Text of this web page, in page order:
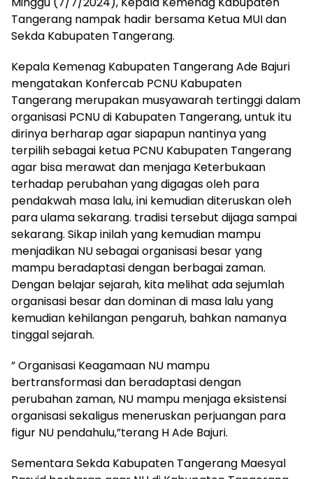
Tangerang nampak hadir bersama Ketua MUI dan
Sekda Kabupaten Tangerang.
Kepala Kemenag Kabupaten Tangerang Ade Bajuri
mengatakan Konfercab PCNU Kabupaten
Tangerang merupakan musyawarah tertinggi dalam
organisasi PCNU di Kabupaten Tangerang, untuk itu
dirinya berharap agar siapapun nantinya yang
terpilih sebagai ketua PCNU Kabupaten Tangerang
agar bisa merawat dan menjaga Keterbukaan
terhadap perubahan yang digagas oleh para
pendakwah masa lalu, ini kemudian diteruskan oleh
para ulama sekarang. tradisi tersebut dijaga sampai
sekarang. Sikap inilah yang kemudian mampu
menjadikan NU sebagai organisasi besar yang
mampu beradaptasi dengan berbagai zaman.
Dengan belajar sejarah, kita melihat ada sejumlah
organisasi besar dan dominan di masa lalu yang
kemudian kehilangan pengaruh, bahkan namanya
tinggal sejarah.
” Organisasi Keagamaan NU mampu
bertransformasi dan beradaptasi dengan
perubahan zaman, NU mampu menjaga eksistensi
organisasi sekaligus meneruskan perjuangan para
figur NU pendahulu,”terang H Ade Bajuri.
Sementara Sekda Kabupaten Tangerang Maesyal